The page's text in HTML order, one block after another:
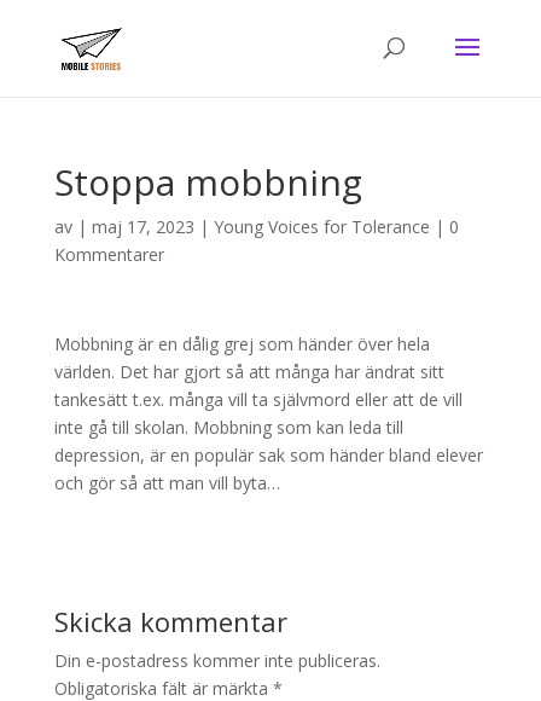
Stoppa mobbning
av | maj 17, 2023 | Young Voices for Tolerance | 0
Kommentarer
Mobbning är en dålig grej som händer över hela
världen. Det har gjort så att många har ändrat sitt
tankesätt t.ex. många vill ta självmord eller att de vill
inte gå till skolan. Mobbning som kan leda till
depression, är en populär sak som händer bland elever
och gör så att man vill byta…
Skicka kommentar
Din e-postadress kommer inte publiceras.
Obligatoriska fält är märkta *